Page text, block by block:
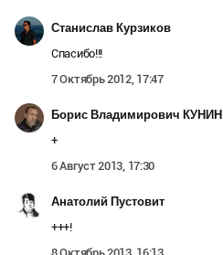
Станислав Курзиков
Спасибо!!!
7 Октябрь 2012, 17:47
Борис Владимирович КУНИН
+
6 Август 2013, 17:30
Анатолий Пустовит
+++!